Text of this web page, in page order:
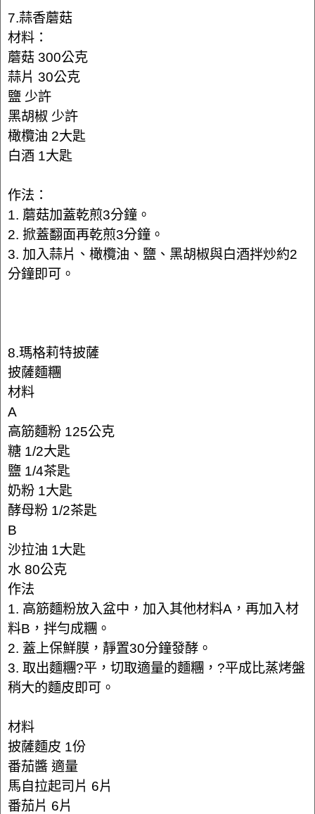
7.蒜香蘑菇
材料：
蘑菇 300公克
蒜片 30公克
鹽 少許
黑胡椒 少許
橄欖油 2大匙
白酒 1大匙
作法：
1. 蘑菇加蓋乾煎3分鐘。
2. 掀蓋翻面再乾煎3分鐘。
3. 加入蒜片、橄欖油、鹽、黑胡椒與白酒拌炒約2
分鐘即可。
8.瑪格莉特披薩
披薩麵糰
材料
A
高筋麵粉 125公克
糖 1/2大匙
鹽 1/4茶匙
奶粉 1大匙
酵母粉 1/2茶匙
B
沙拉油 1大匙
水 80公克
作法
1. 高筋麵粉放入盆中，加入其他材料A，再加入材
料B，拌勻成糰。
2. 蓋上保鮮膜，靜置30分鐘發酵。
3. 取出麵糰?平，切取適量的麵糰，?平成比蒸烤盤
稍大的麵皮即可。
材料
披薩麵皮 1份
番茄醬 適量
馬自拉起司片 6片
番茄片 6片